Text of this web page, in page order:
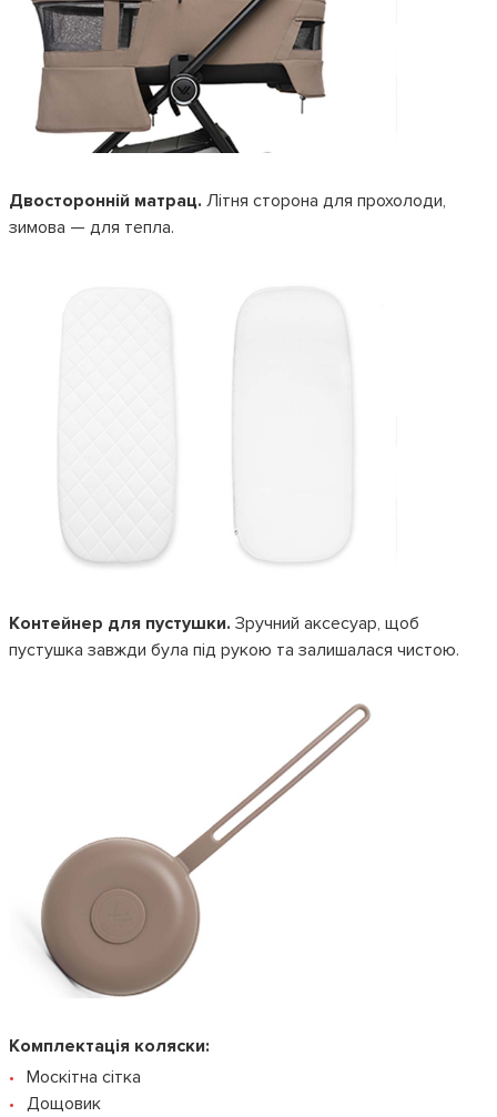
Двосторонній матрац. Літня сторона для прохолоди,
зимова — для тепла.
Контейнер для пустушки. Зручний аксесуар, щоб
пустушка завжди була під рукою та залишалася чистою.
Комплектація коляски:
Москітна сітка
Дощовик